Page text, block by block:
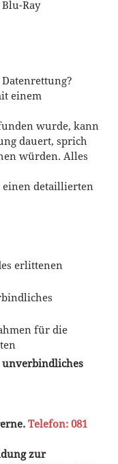
Ray
einem
wurde, kann
dauert, sprich
würden. Alles
einen detaillierten
erlittenen
für die
unverbindliches
Telefon: 081
zur